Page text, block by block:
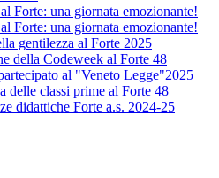
Forte: una giornata emozionante!
Forte: una giornata emozionante!
gentilezza al Forte 2025
della Codeweek al Forte 48
al "Veneto Legge"2025
delle classi prime al Forte 48
didattiche Forte a.s. 2024-25